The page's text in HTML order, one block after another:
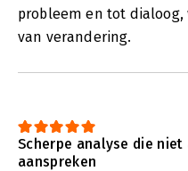
probleem en tot
van verandering.
Scherpe analyse die
aanspreken